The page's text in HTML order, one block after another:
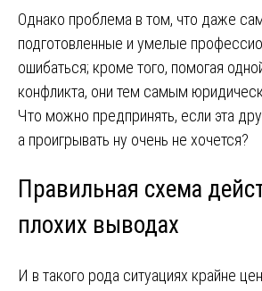
Однако проблема в том, что даже
подготовленные и умелые
ошибаться; кроме того, помогая
конфликта, они тем самым
Что можно предпринять, если эта
а проигрывать ну очень не хочется?
Правильная схема
плохих выводах
И в такого рода ситуациях крайне